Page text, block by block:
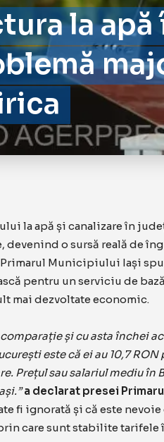
la
la apă și canalizare în
devenind o sursă reală de
Municipiului Iași
pentru un serviciu de
mai dezvoltate economic.
comparație și cu asta închei
este că ei au 10,7
Prețul sau salariul mediu
a declarat presei
fi ignorată și că este
care sunt stabilite tarifele